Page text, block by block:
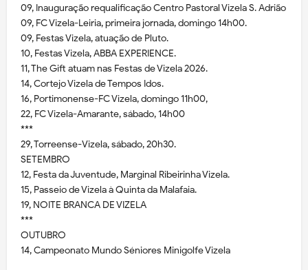
09, Inauguração requalificação Centro Pastoral Vizela S. Adrião
09, FC Vizela-Leiria, primeira jornada, domingo 14h00.
09, Festas Vizela, atuação de Pluto.
10, Festas Vizela, ABBA EXPERIENCE.
11, The Gift atuam nas Festas de Vizela 2026.
14, Cortejo Vizela de Tempos Idos.
16, Portimonense-FC Vizela, domingo 11h00,
22, FC Vizela-Amarante, sábado, 14h00
***
29, Torreense-Vizela, sábado, 20h30.
SETEMBRO
12, Festa da Juventude, Marginal Ribeirinha Vizela.
15, Passeio de Vizela à Quinta da Malafaia.
19, NOITE BRANCA DE VIZELA
***
OUTUBRO
14, Campeonato Mundo Séniores Minigolfe Vizela